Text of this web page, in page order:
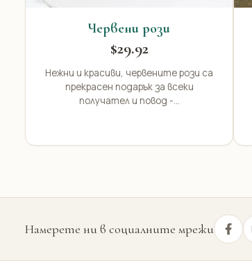
Червени рози
$29.92
Нежни и красиви, червените рози са
прекрасен подарък за всеки
получател и повод -...
Намерете ни в социалните мрежи